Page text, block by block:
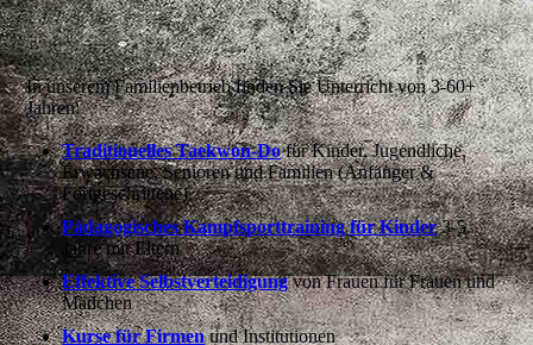
In unserem Familienbetrieb finden Sie Unterricht von 3-60+
Jahren:
Traditionelles Taekwon-Dofür Kinder, Jugendliche,
Erwachsene, Senioren und Familien (Anfänger &
Fortgeschrittene)
Pädagogisches Kampfsporttraining für Kinder 3-5
Jahre mit Eltern
Effektive Selbstverteidigung von Frauen für Frauen und
Mädchen
Kurse für Firmenund Institutionen